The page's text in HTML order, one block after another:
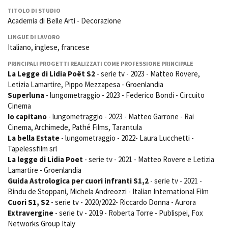
Bilancio sociale
trasparente
Bandi e gare
Sostenibilità ambientale
SERVIZI
Servizi generali
Location scouting
Spazi nella sede FCTP
Sala Casting
Sala Paolo Tenna
FILM FUNDS
Piemonte Film Tv Fund
Piemonte Film Tv
Development Fund
Piemonte Doc Film Fund
Short Film Fund
FESTIVAL, MARKETS,
AWARDS
International Film Festival
Rotterdam
Filmfestspiele Berlin
Festival de Cannes
Biografilm Festival - Bio to B
Locarno Film Festival
Mostra Internazionale d’Arte
Cinematografica Venezia
Toronto International Film
Festival
Festa del Cinema di Roma
TITOLO DI STUDIO
Academia di Belle Arti - Decorazione
LINGUE DI LAVORO
Italiano, inglese, francese
PRINCIPALI PROGETTI REALIZZATI COME PROFESSIONE PRINCIPALE
La Legge di Lidia Poët S2 - serie tv - 2023 - Matteo Rovere,
Letizia Lamartire, Pippo Mezzapesa - Groenlandia
Superluna - lungometraggio - 2023 - Federico Bondi - Circuito
Cinema
Io capitano - lungometraggio - 2023 - Matteo Garrone - Rai
Cinema, Archimede, Pathé Films, Tarantula
La bella Estate - lungometraggio - 2022- Laura Lucchetti -
Tapelessfilm srl
La legge di Lidia Poet - serie tv - 2021 - Matteo Rovere e Letizia
Lamartire - Groenlandia
Guida Astrologica per cuori infranti S1,2 - serie tv - 2021 -
Bindu de Stoppani, Michela Andreozzi - Italian International Film
Cuori S1, S2 - serie tv - 2020/2022- Riccardo Donna - Aurora
Extravergine - serie tv - 2019 - Roberta Torre - Publispei, Fox
Networks Group Italy